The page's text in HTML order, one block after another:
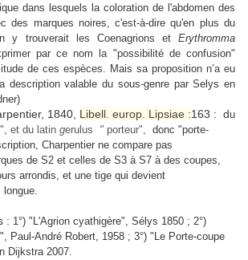
dans lesquels la coloration de l'abdomen des
des marques noires, c'est-à-dire qu'en plus du
y trouverait les Coenagrions et Erythromma
par ce nom la "possibilité de confusion"
de ces espèces. Mais sa proposition n’a eu
description valable du sous-genre par Selys en
1840, Libell. europ. Lipsiae :163 : du
et du latin gerulus " porteur", donc "porte-
Charpentier ne compare pas
de S2 et celles de S3 à S7 à des coupes,
arrondis, et une tige qui devient
longue.
: 1°) "L'Agrion cyathigère", Sélys 1850 ; 2°)
Paul-André Robert, 1958 ; 3°) "Le Porte-coupe
Dijkstra 2007.